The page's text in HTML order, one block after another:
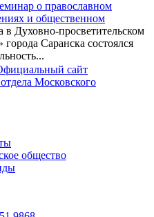
о православном
и общественном
в Духовно-просветительском
Саранска состоялся
сайт
Московского
общество